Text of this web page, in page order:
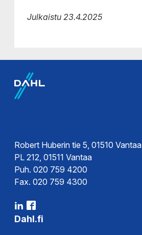
Julkaistu 23.4.2025
Robert Huberin tie 5, 01510 Vantaa
PL 212, 01511 Vantaa
Puh. 020 759 4200
Fax. 020 759 4300
Dahl.fi